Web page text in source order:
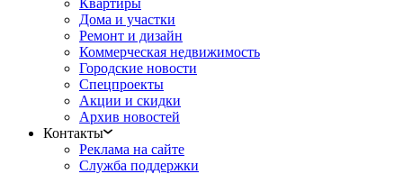
Дома и участки
Ремонт и дизайн
Коммерческая недвижимость
Городские новости
Спецпроекты
Акции и скидки
Архив новостей
Контакты
Реклама на сайте
Служба поддержки